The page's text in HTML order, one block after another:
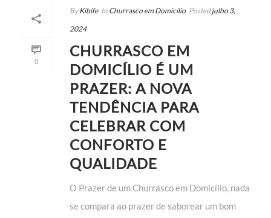
0
By Kibife In Churrasco em Domicílio Posted julho 3,
2024
CHURRASCO EM
DOMICÍLIO É UM
PRAZER: A NOVA
TENDÊNCIA PARA
CELEBRAR COM
CONFORTO E
QUALIDADE
O Prazer de um Churrasco em Domicílio, nada
se compara ao prazer de saborear um bom